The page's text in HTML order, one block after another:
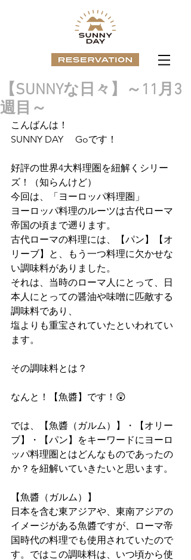
【SUNNYな日々】～11月3
週目～
こんばんは！
SUNNY DAY 　Goです！
好評の世界4大料理圏を紐解くシリー
ズ！（知らんけど）
今回は、「ヨーロッパ料理圏」
ヨーロッパ料理のルーツは古代ローマ
帝国の頃まで遡ります。
古代ローマの料理には、【パン】【オ
リーブ】と、もう一つ料理に欠かせな
い調味料がありました。
それは、当時のローマ人にとって、日
本人にとっての醤油や味噌に匹敵する
調味料であり、
塩よりも重宝されていたといわれてい
ます。
その調味料とは？
なんと！【魚醬】です！😲
では、【魚醬（ガルム）】・【オリー
ブ】・【パン】をキーワードにヨーロ
ッパ料理圏とはどんなものであったの
か？を紐解いていきたいと思います。
【魚醬（ガルム）】
日本を含む東アジアや、東南アジアの
イメージがある魚醬ですが、ローマ帝
国時代の料理でも使用されていたので
す。ではこの調味料は、いつ頃から使